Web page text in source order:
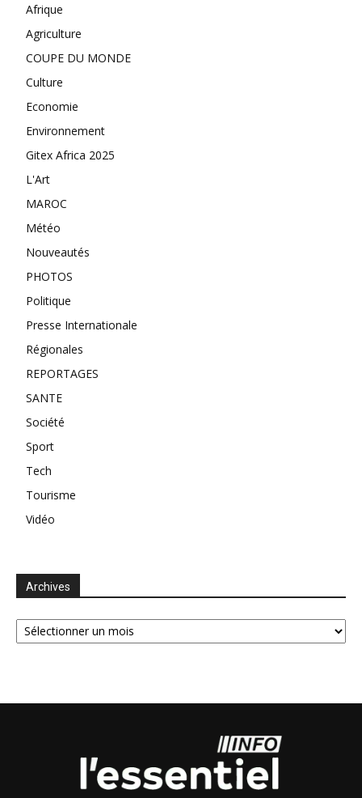
Afrique
Agriculture
COUPE DU MONDE
Culture
Economie
Environnement
Gitex Africa 2025
L'Art
MAROC
Météo
Nouveautés
PHOTOS
Politique
Presse Internationale
Régionales
REPORTAGES
SANTE
Société
Sport
Tech
Tourisme
Vidéo
Archives
Archives